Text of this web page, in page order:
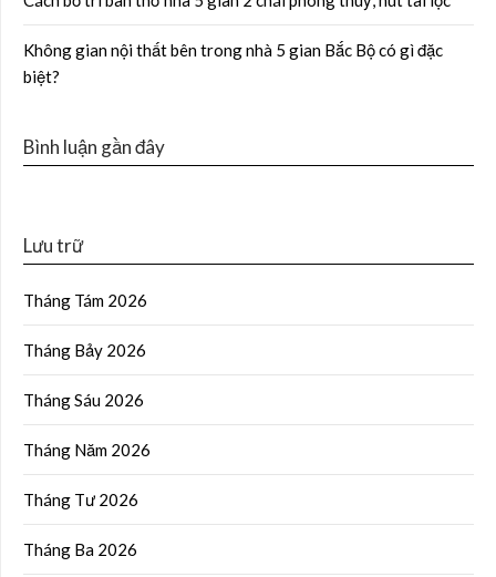
Không gian nội thất bên trong nhà 5 gian Bắc Bộ có gì đặc
biệt?
Bình luận gần đây
Lưu trữ
Tháng Tám 2026
Tháng Bảy 2026
Tháng Sáu 2026
Tháng Năm 2026
Tháng Tư 2026
Tháng Ba 2026